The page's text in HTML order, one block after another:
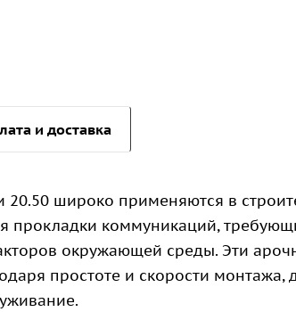
и доставка
20.50 широко применяются в
прокладки коммуникаций,
окружающей среды. Эти
простоте и скорости